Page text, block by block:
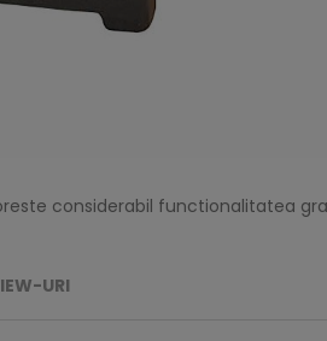
considerabil functionalitatea
URI